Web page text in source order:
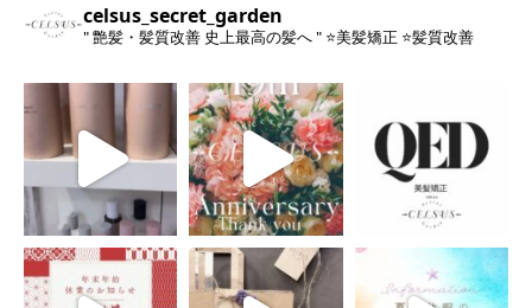
celsus_secret_garden
" 艶髪・髪質改善 史上最高の髪へ " ⭐️美髪矯正 ⭐️髪質改善